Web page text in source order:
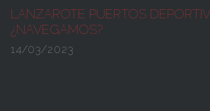
LANZAROTE PUERTOS
¿NAVEGAMOS?
14/03/2023